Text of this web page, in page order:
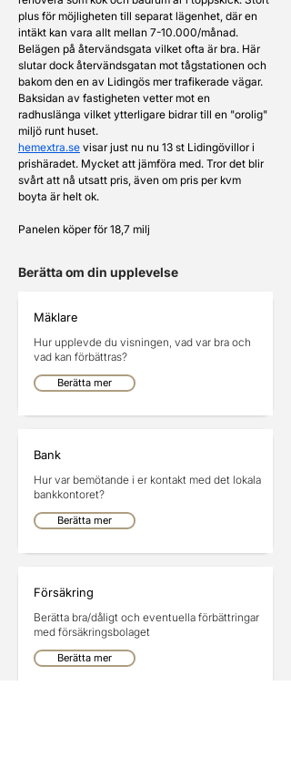
plus för möjligheten till separat lägenhet, där en
intäkt kan vara allt mellan 7-10.000/månad.
Belägen på återvändsgata vilket ofta är bra. Här
slutar dock återvändsgatan mot tågstationen och
bakom den en av Lidingös mer trafikerade vägar.
Baksidan av fastigheten vetter mot en
radhuslänga vilket ytterligare bidrar till en "orolig"
miljö runt huset.
hemextra.se visar just nu nu 13 st Lidingövillor i
prishäradet. Mycket att jämföra med. Tror det blir
svårt att nå utsatt pris, även om pris per kvm
boyta är helt ok.
Panelen köper för 18,7 milj
Berätta om din upplevelse
Mäklare
Hur upplevde du visningen, vad var bra och
vad kan förbättras?
Berätta mer
Bank
Hur var bemötande i er kontakt med det lokala
bankkontoret?
Berätta mer
Försäkring
Berätta bra/dåligt och eventuella förbättringar
med försäkringsbolaget
Berätta mer